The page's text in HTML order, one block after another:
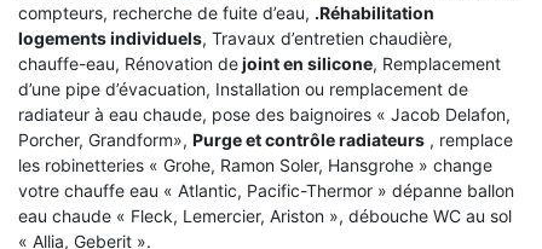
compteurs, recherche de fuite d’eau, .Réhabilitation
logements individuels, Travaux d’entretien chaudière,
chauffe-eau, Rénovation dejoint en silicone, Remplacement
d’une pipe d’évacuation, Installation ou remplacement de
radiateur à eau chaude, pose des baignoires « Jacob Delafon,
Porcher, Grandform», Purge et contrôle radiateurs , remplace
les robinetteries « Grohe, Ramon Soler, Hansgrohe » change
votre chauffe eau « Atlantic, Pacific-Thermor » dépanne ballon
eau chaude « Fleck, Lemercier, Ariston », débouche WC au sol
« Allia, Geberit ».